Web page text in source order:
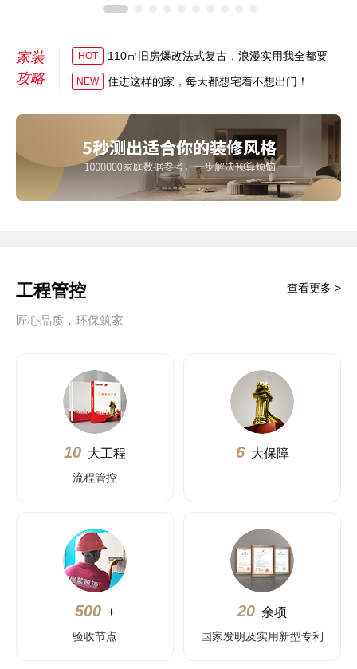
家装
攻略
HOT 110㎡旧房爆改法式复古，浪漫实用我全都要
NEW 住进这样的家，每天都想宅着不想出门！
工程管控
匠心品质，环保筑家
查看更多 >
10 大工程
流程管控
6 大保障
500 +
验收节点
20 余项
国家发明及实用新型专利